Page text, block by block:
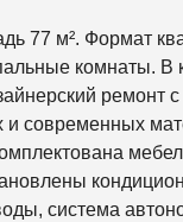
77 м². Формат
комнаты. В
ремонт
и современных
система